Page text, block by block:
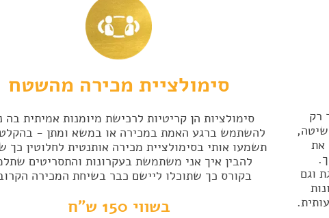
רק
השיטה,
את
וגם
סימולציית מכירה מהשטח
סימולציות הן קריטיות לרכישת מיומנות אמיתית בה
להשתמש ברגע האמת במכירה או במשא ומתן -
תשמעו אותי בסימולציית מכירה אותנטית לחלוטין כך
להבין איך אני משתמשת בעקרונות והתסריטים
בקורס כך שתוכלו ליישם כבר בשיחת המכירה
בשווי 150 ש"ח